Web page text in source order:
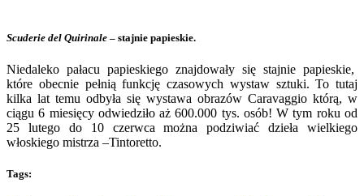
Scuderie del Quirinale – stajnie papieskie.
Niedaleko pałacu papieskiego znajdowały się stajnie papieskie,
które obecnie pełnią funkcję czasowych wystaw sztuki. To tutaj
kilka lat temu odbyła się wystawa obrazów Caravaggio którą, w
ciągu 6 miesięcy odwiedziło aż 600.000 tys. osób! W tym roku od
25 lutego do 10 czerwca można podziwiać dzieła wielkiego
włoskiego mistrza –Tintoretto.
Tags: